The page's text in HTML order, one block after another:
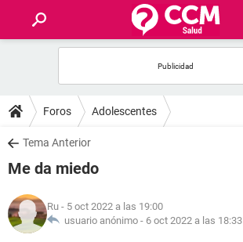
FOROS
SALUD
NUTRICIÓN
Foros Adolescentes
Tema Anterior
Me da miedo
Ru - 5 oct 2022 a las 19:00
usuario anónimo - 6 oct 2022 a las 18:33